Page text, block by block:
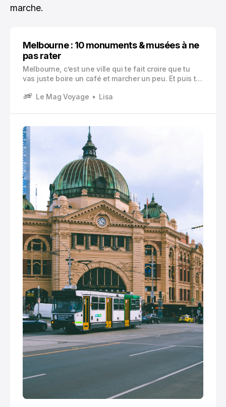
marche.
Melbourne : 10 monuments & musées à ne
pas rater
Melbourne, c’est une ville qui te fait croire que tu
vas juste boire un café et marcher un peu. Et puis tu
à lire l’histoire d’un match de footy de 1970, ou à
centre.
Le Mag Voyage Lisa